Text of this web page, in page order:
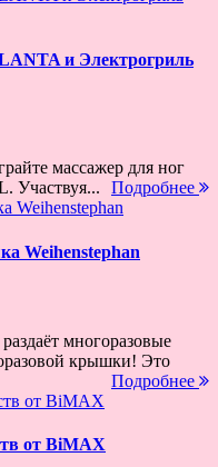
и Электрогриль
массажер для ног
Участвуя...
Подробнее
Weihenstephan
многоразовые
крышки! Это
Подробнее
от BiMAX